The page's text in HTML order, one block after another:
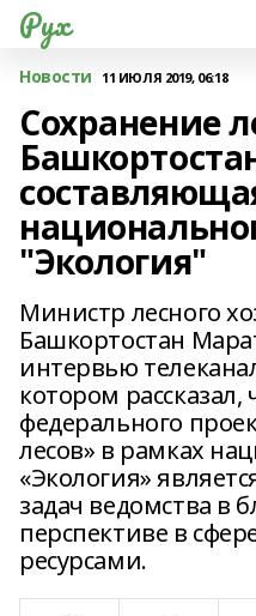
Рух
Новости 11 ИЮЛЯ 2019, 06:18
Сохранение
"Экология"
Министр лесного
Башкортостан
интервью
котором
федерального
лесов» в рамках
«Экология»
задач ведомства в
перспективе в
ресурсами.